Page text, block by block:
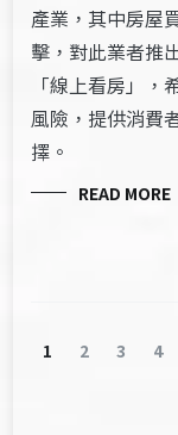
產業，其中房屋
擊，對此業者推
「線上看房」，
風險，提供消費
擇。
READ MORE
Posts
Page
1 Page
2 Page
3 4